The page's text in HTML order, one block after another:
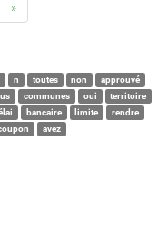
»
n toutes non
approuvé
communes oui
territoire
bancaire limite
rendre
avez